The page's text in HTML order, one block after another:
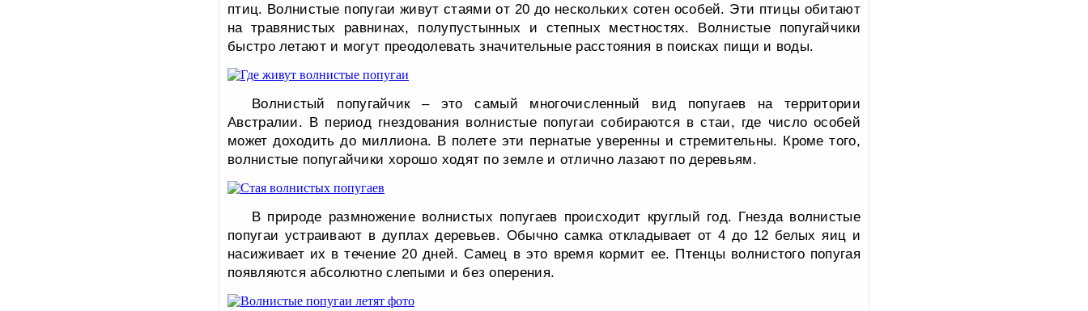
птиц. Волнистые попугаи живут стаями от 20 до нескольких сотен особей. Эти птицы обитают
на травянистых равнинах, полупустынных и степных местностях. Волнистые попугайчики
быстро летают и могут преодолевать значительные расстояния в поисках пищи и воды.
Волнистый попугайчик – это самый многочисленный вид попугаев на территории
Австралии. В период гнездования волнистые попугаи собираются в стаи, где число особей
может доходить до миллиона. В полете эти пернатые уверенны и стремительны. Кроме того,
волнистые попугайчики хорошо ходят по земле и отлично лазают по деревьям.
В природе размножение волнистых попугаев происходит круглый год. Гнезда волнистые
попугаи устраивают в дуплах деревьев. Обычно самка откладывает от 4 до 12 белых яиц и
насиживает их в течение 20 дней. Самец в это время кормит ее. Птенцы волнистого попугая
появляются абсолютно слепыми и без оперения.